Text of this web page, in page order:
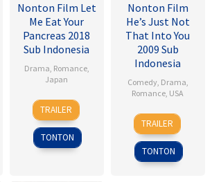
Nonton Film Let
Me Eat Your
Pancreas 2018
Sub Indonesia
Drama, Romance,
Japan
28
Jul
2017
Sho
Tsukikawa
TRAILER
TONTON
Nonton Film
He’s Just Not
That Into You
2009 Sub
Indonesia
Comedy, Drama,
Romance, USA
6
Feb
2009
Ken
Kwapis
TRAILER
TONTON